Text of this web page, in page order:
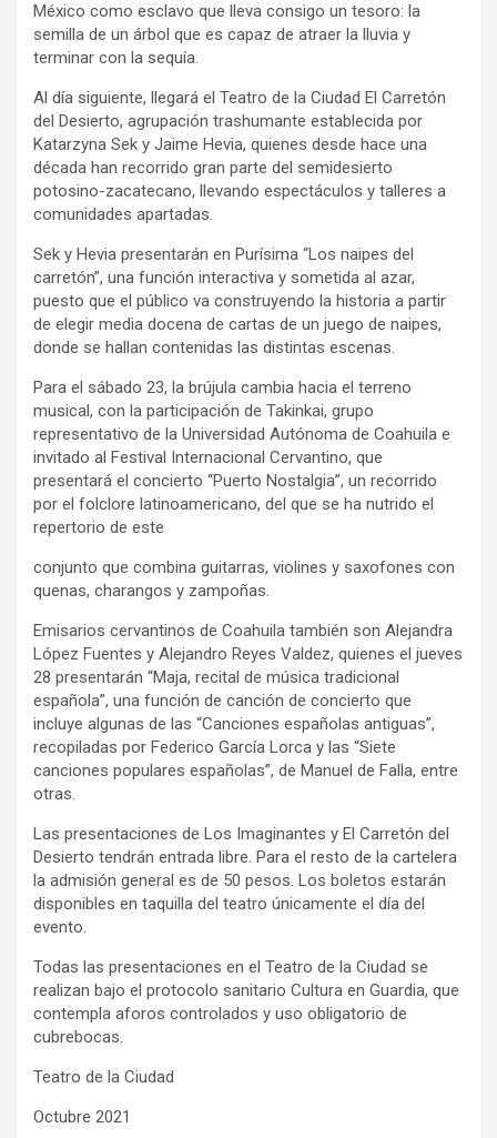
México como esclavo que lleva consigo un tesoro: la
semilla de un árbol que es capaz de atraer la lluvia y
terminar con la sequía.
Al día siguiente, llegará el Teatro de la Ciudad El Carretón
del Desierto, agrupación trashumante establecida por
Katarzyna Sek y Jaime Hevia, quienes desde hace una
década han recorrido gran parte del semidesierto
potosino-zacatecano, llevando espectáculos y talleres a
comunidades apartadas.
Sek y Hevia presentarán en Purísima “Los naipes del
carretón”, una función interactiva y sometida al azar,
puesto que el público va construyendo la historia a partir
de elegir media docena de cartas de un juego de naipes,
donde se hallan contenidas las distintas escenas.
Para el sábado 23, la brújula cambia hacia el terreno
musical, con la participación de Takinkai, grupo
representativo de la Universidad Autónoma de Coahuila e
invitado al Festival Internacional Cervantino, que
presentará el concierto “Puerto Nostalgia”, un recorrido
por el folclore latinoamericano, del que se ha nutrido el
repertorio de este
conjunto que combina guitarras, violines y saxofones con
quenas, charangos y zampoñas.
Emisarios cervantinos de Coahuila también son Alejandra
López Fuentes y Alejandro Reyes Valdez, quienes el jueves
28 presentarán “Maja, recital de música tradicional
española”, una función de canción de concierto que
incluye algunas de las “Canciones españolas antiguas”,
recopiladas por Federico García Lorca y las “Siete
canciones populares españolas”, de Manuel de Falla, entre
otras.
Las presentaciones de Los Imaginantes y El Carretón del
Desierto tendrán entrada libre. Para el resto de la cartelera
la admisión general es de 50 pesos. Los boletos estarán
disponibles en taquilla del teatro únicamente el día del
evento.
Todas las presentaciones en el Teatro de la Ciudad se
realizan bajo el protocolo sanitario Cultura en Guardia, que
contempla aforos controlados y uso obligatorio de
cubrebocas.
Teatro de la Ciudad
Octubre 2021